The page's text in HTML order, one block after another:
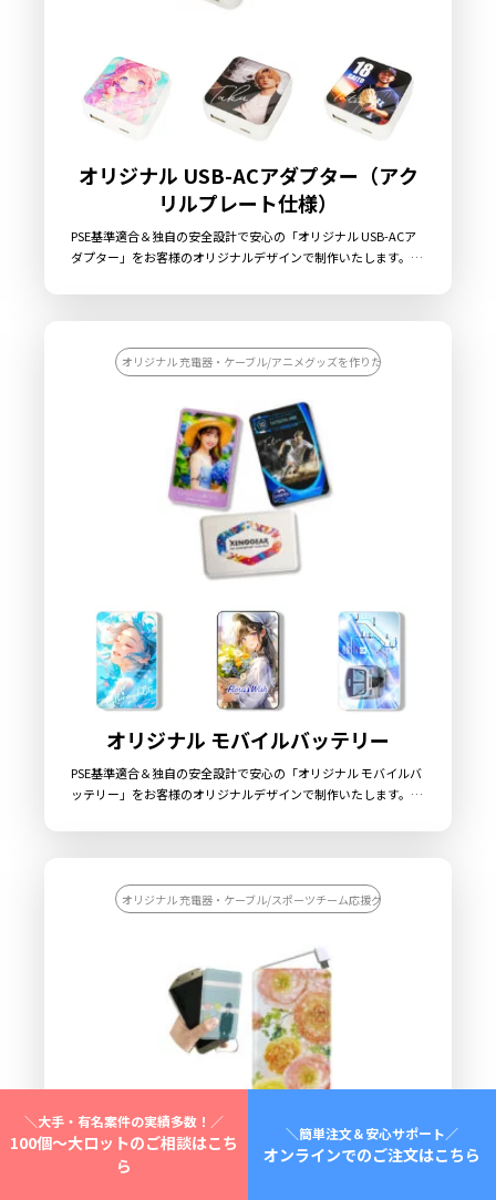
オリジナル USB-ACアダプター（アク
リルプレート仕様）
PSE基準適合＆独自の安全設計で安心の「オリジナル USB-ACア
ダプター」をお客様のオリジナルデザインで制作いたします。
カラー印刷による全面プリントが可能です。透明なアクリル透明
とが可能です。また、印刷面の傷や剥がれを防ぐ効果もありま
品で、加えて異常電流・電圧を感知した場合には、自動遮断する
安全性を考慮したケイオーオリジナル設計のUSB充電器です。
USB Type-AとType-Cの2ポートを搭載し同時充電にも対応。ス
イングプラグを採用していますので、コンパクトで持ち運びやす
いのも特徴です。専用パッケージなど、販売に必要な資材も取り
揃えておりますので、お客様にはデザインをご入稿いただくだけ
で、オリジナル商品として販売することができます。お気軽にご
オリジナル 充電器・ケーブル/アニメグッズを作りたい/アーティストの
オリジナル モバイルバッテリー
PSE基準適合＆独自の安全設計で安心の「オリジナル モバイルバ
ッテリー」をお客様のオリジナルデザインで制作いたします。モ
刷による全面プリントが可能で、印刷面は美しい光沢と高級感が
量で、出力用のUSB TypeAポートと入出力兼用のUSB TypeCポー
査も製造工場でのチェックに加え、自社工場での独自検査を全数
に実施。安心・安全・美しいデザインが揃ったケイオーのモバイ
ルバッテリーは、他社製品とは一線を画す信頼の一品です。専用
のブリスターパッケージなど、販売に必要な資材も取り揃えてお
りますので、お客様にはデザインをご入稿いただくだけで、オリ
ジナル商品として販売することができます。お気軽にご相談くだ
さい。
オリジナル 充電器・ケーブル/スポーツチーム応援グッズを作りたい/記
＼大手・有名案件の実績多数！／
100個～大ロットのご相談はこち
ら
＼簡単注文＆安心サポート／
オンラインでのご注文はこちら